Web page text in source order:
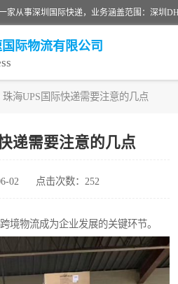
际物流有限公司
珠海UPS国际快递需要注意的几点
递需要注意的几点
02 点击次数：252
境物流成为企业发展的关键环节。